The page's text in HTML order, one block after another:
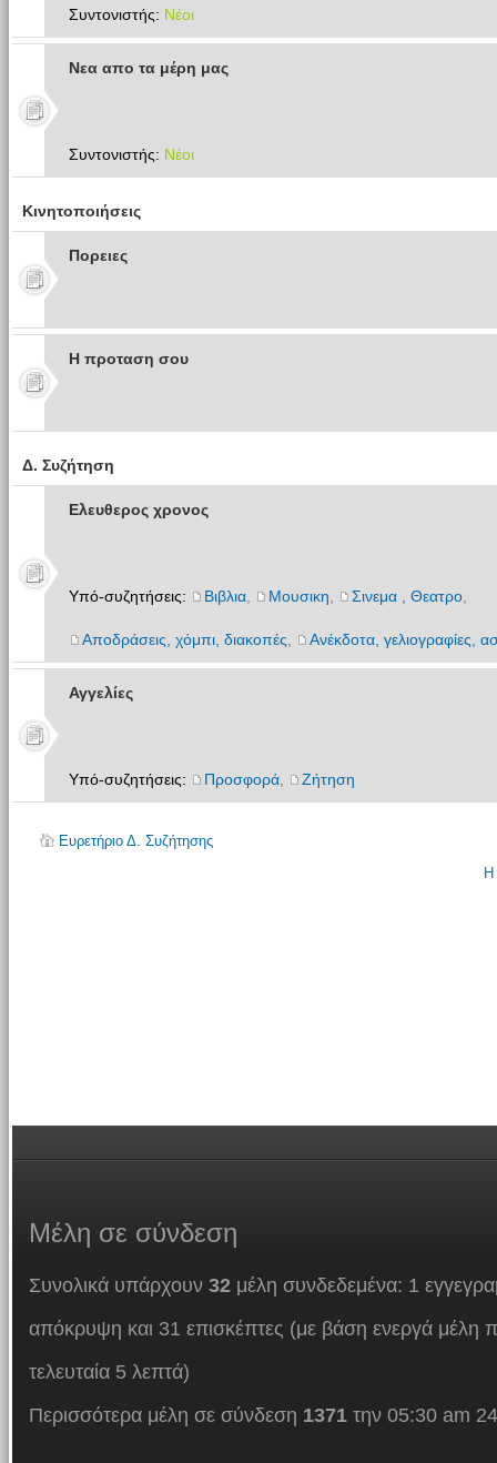
Συντονιστής: Νέοι
Νεα απο τα μέρη μας
Συντονιστής: Νέοι
Κινητοποιήσεις
Πoρειες
Η προταση σου
Δ. Συζήτηση
Ελευθερος χρονος
Υπό-συζητήσεις: Βιβλια, Μουσικη Σινεμα , Θεατρο,
Αποδράσεις, χόμπι, διακοπές Ανέκδοτα, γελιογραφίες,
Αγγελίες
Υπό-συζητήσεις: Προσφορά, Ζήτηση
Ευρετήριο Δ. Συζήτησης
Η
Μέλη σε σύνδεση
Συνολικά υπάρχουν 32μέλη συνδεδεμένα: 1
απόκρυψη και 31 επισκέπτες (με βάση ενεργά μέλη
τελευταία 5 λεπτά)
Περισσότερα μέλη σε σύνδεση 1371την 05:30 am